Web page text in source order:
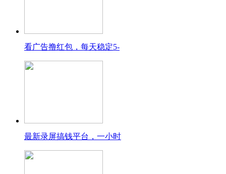
看广告撸红包，每天稳定5-
最新录屏搞钱平台，一小时